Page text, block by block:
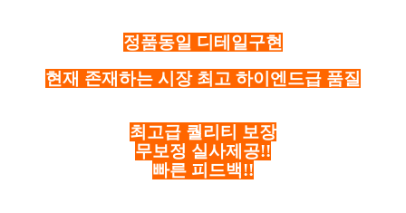
정품동일 디테일구현
현재 존재하는 시장 최고 하이엔드급 품질
최고급 퀄리티 보장
무보정 실사제공!!
빠른 피드백!!